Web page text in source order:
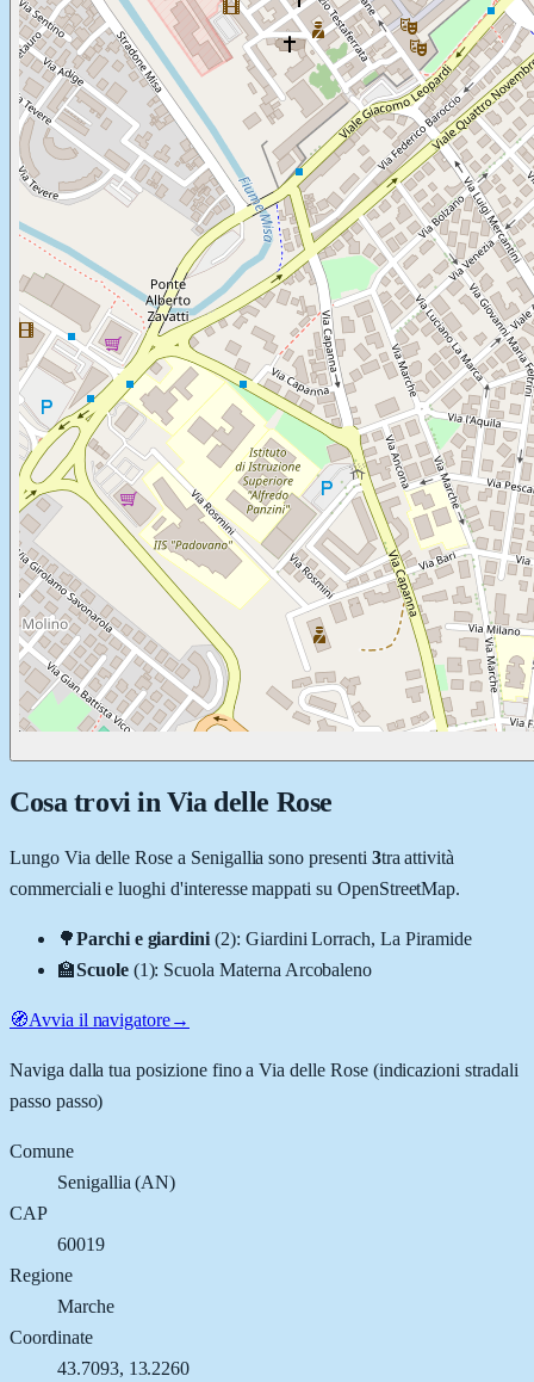
Cosa trovi in Via delle Rose
Lungo Via delle Rose a Senigallia sono presenti 3tra attività
commerciali e luoghi d'interesse mappati su OpenStreetMap.
🌳Parchi e giardini (2): Giardini Lorrach, La Piramide
🏫Scuole (1): Scuola Materna Arcobaleno
🧭Avvia il navigatore→
Naviga dalla tua posizione fino aVia delle Rose(indicazioni stradali
passo passo)
Comune
Senigallia (AN)
CAP
60019
Regione
Marche
Coordinate
43.7093, 13.2260